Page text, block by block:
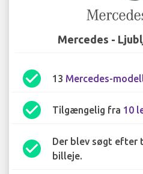
Mercedes -
check_circle 13 Mercedes-
check_circle Tilgængelig fra 10
check_circle
Der blev søgt efter
billeje.